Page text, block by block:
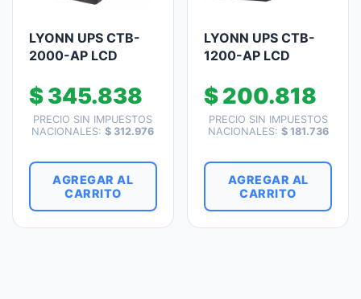
LYONN UPS CTB-
2000-AP LCD
$345.838
PRECIO SIN IMPUESTOS
NACIONALES:$ 312.976
AGREGAR AL
CARRITO
LYONN UPS CTB-
1200-AP LCD
$200.818
PRECIO SIN IMPUESTOS
NACIONALES: $181.736
AGREGAR AL
CARRITO